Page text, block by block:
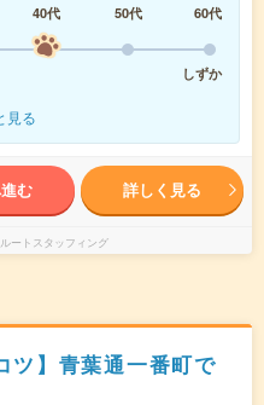
40代 50代
60代
しずか
見る
む 詳しく見る
ートスタッフィング
ツ】青葉通一番町で